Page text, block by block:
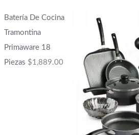
Batería De Cocina
Tramontina
Primaware 18
Piezas $1,889.00